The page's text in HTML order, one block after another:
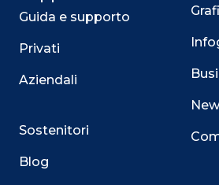
Guida e supporto
Privati
Aziendali
Sostenitori
Blog